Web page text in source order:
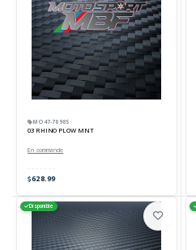
MO47-70985 ·
03 RHINO PLOW MNT
En commande
628.99
Disponible